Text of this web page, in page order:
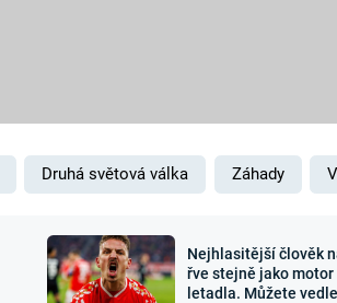
MARS
Záhady a
Druhá světová válka Záhady
Nejhlasitější člověk
řve stejně jako motor
letadla. Můžete